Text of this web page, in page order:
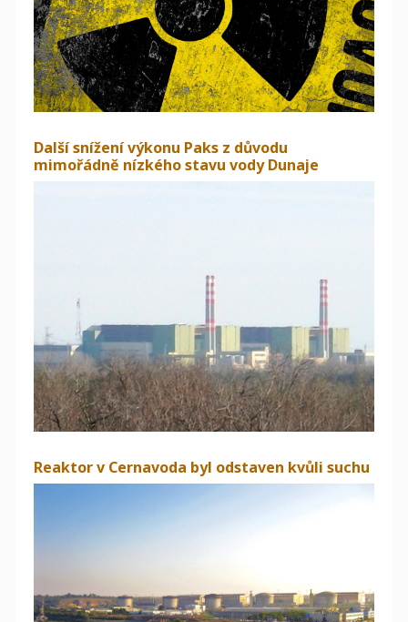
Další snížení výkonu Paks z důvodu
mimořádně nízkého stavu vody Dunaje
Reaktor v Cernavoda byl odstaven kvůli suchu